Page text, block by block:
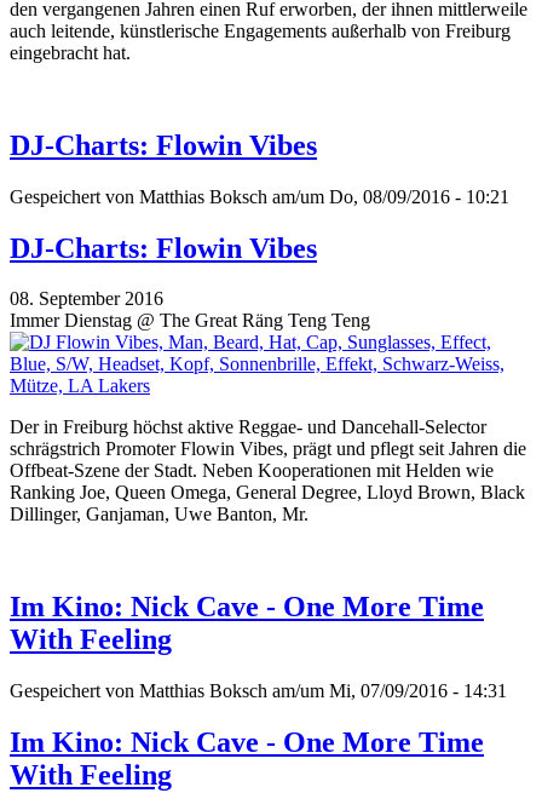
den vergangenen Jahren einen Ruf erworben, der ihnen mittlerweile
auch leitende, künstlerische Engagements außerhalb von Freiburg
eingebracht hat.
DJ-Charts: Flowin Vibes
Gespeichert von Matthias Boksch am/um Do, 08/09/2016 - 10:21
DJ-Charts: Flowin Vibes
08. September 2016
Immer Dienstag @ The Great Räng Teng Teng
Der in Freiburg höchst aktive Reggae- und Dancehall-Selector
schrägstrich Promoter Flowin Vibes, prägt und pflegt seit Jahren die
Offbeat-Szene der Stadt. Neben Kooperationen mit Helden wie
Ranking Joe, Queen Omega, General Degree, Lloyd Brown, Black
Dillinger, Ganjaman, Uwe Banton, Mr.
Im Kino: Nick Cave - One More Time
With Feeling
Gespeichert von Matthias Boksch am/um Mi, 07/09/2016 - 14:31
Im Kino: Nick Cave - One More Time
With Feeling